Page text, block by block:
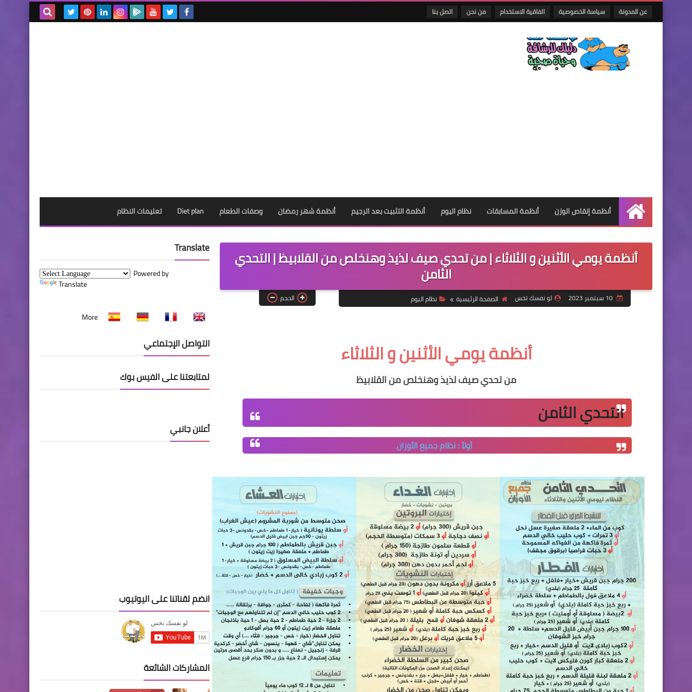
عن المدونة سياسة الخصوصية اتفاقية الاستخدام من نحن اتصل بنا
الرئيسية
أنظمة إنقاص الوزن أنظمة المسابقات نظام اليوم أنظمة التثبيت بعد الرجيم أنظمة شهر رمضان وصفات الطعام Diet plan تعليمات النظام
أنظمة يومي الأثنين و الثلاثاء | من تحدي صيف لذيذ وهنخلص من القلابيظ | التحدي
الثامن
لو نفسك تخس الصفحة الرئيسية نظام اليوم الحجم
أنظمة يومي الأثنين و الثلاثاء
من تحدي صيف لذيذ وهنخلص من القلابيظ
التحدي الثامن
أولاً : نظام جميع الأوزان
Translate
Powered by
Translate
More
التواصل الإجتماعي
لمتابعتنا على الفيس بوك
أعلان جانبي
انضم لقناتنا على اليوتيوب
المشاركات الشائعة